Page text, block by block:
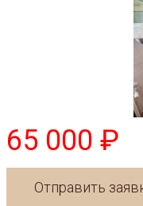
65 000 ₽
Отправить